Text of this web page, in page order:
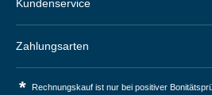
Kundenservice
Zahlungsarten
* Rechnungskauf ist nur bei positiver